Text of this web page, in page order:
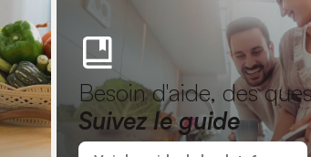
Besoin d'aide, des
Suivez le guide